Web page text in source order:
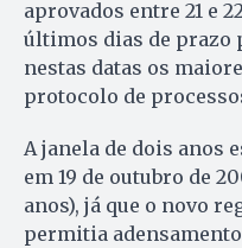
aprovados entre 21 e
últimos dias de prazo
nestas datas os
protocolo de
A janela de dois anos
em 19 de outubro de
anos), já que o novo
permitia